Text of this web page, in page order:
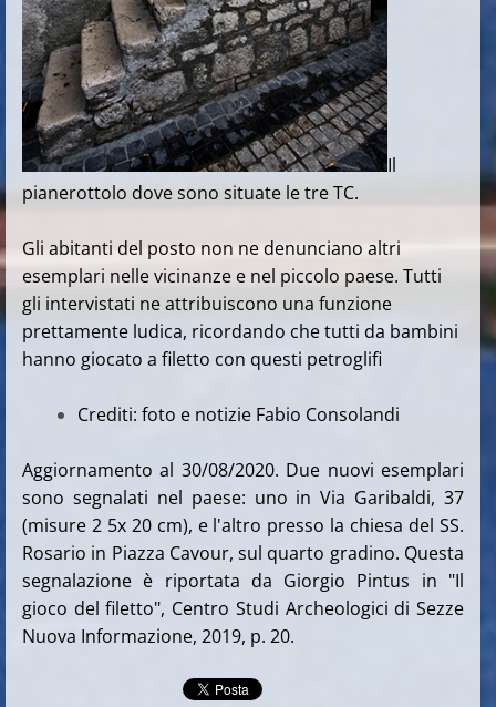
Il
pianerottolo dove sono situate le tre TC.
Gli abitanti del posto non ne denunciano altri
esemplari nelle vicinanze e nel piccolo paese. Tutti
gli intervistati ne attribuiscono una funzione
prettamente ludica, ricordando che tutti da bambini
hanno giocato a filetto con questi petroglifi
Crediti: foto e notizie Fabio Consolandi
Aggiornamento al 30/08/2020. Due nuovi esemplari
sono segnalati nel paese: uno in Via Garibaldi, 37
(misure 2 5x 20 cm), e l'altro presso la chiesa del SS.
Rosario in Piazza Cavour, sul quarto gradino. Questa
segnalazione è riportata da Giorgio Pintus in "Il
gioco del filetto", Centro Studi Archeologici di Sezze
Nuova Informazione, 2019, p. 20.